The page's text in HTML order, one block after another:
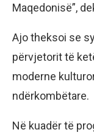
Maqedonisë”,
Ajo theksoi se
përvjetorit të
moderne
ndërkombëtare.
Në kuadër të